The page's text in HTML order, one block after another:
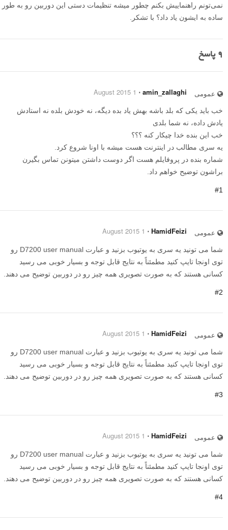
نمی‌تونم راهنماییش بکنم چطور میشه تنظیمات دستی این دوربین رو به طور
ساده به ایشون یاد داد؟ با تشکر.
9 پاسخ
عمومی amin_zallaghi
⋅
1 August 2015
خب باید یکی که بلد باشه بهش یاد بده دیگه، نه خودش بلده نه استادش
یادش داده، نه شما بلدی
خب این بنده خدا چیکار کنه ؟؟؟
یه سری مطالب در اینترنت هست میشه با اونا شروع کرد.
شماره بنده در پروفایلم هست اگر دوست داشتن میتونن تماس بگیرن
براشون توضیح خواهم داد.
#1
عمومی HamidFeizi
⋅
1 August 2015
شما می تونید یه سری به یوتیوب بزنید و عبارت D7200 user manual رو
توی اونجا تایپ کنید مطمئناً به نتایج قابل توجه و بسیار خوبی می رسید
کسانی هستند که به صورت تصویری همه چیز رو در دوربین توضیح می دهند.
#2
عمومی HamidFeizi
⋅
1 August 2015
شما می تونید یه سری به یوتیوب بزنید و عبارت D7200 user manual رو
توی اونجا تایپ کنید مطمئناً به نتایج قابل توجه و بسیار خوبی می رسید
کسانی هستند که به صورت تصویری همه چیز رو در دوربین توضیح می دهند.
#3
عمومی HamidFeizi
⋅
1 August 2015
شما می تونید یه سری به یوتیوب بزنید و عبارت D7200 user manual رو
توی اونجا تایپ کنید مطمئناً به نتایج قابل توجه و بسیار خوبی می رسید
کسانی هستند که به صورت تصویری همه چیز رو در دوربین توضیح می دهند.
#4